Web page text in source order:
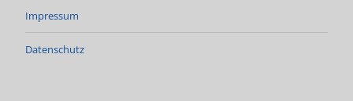
Impressum
Datenschutz